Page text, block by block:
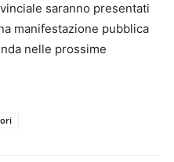
saranno presentati
manifestazione pubblica
nelle prossime